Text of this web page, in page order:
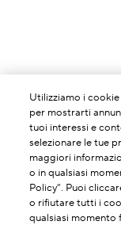
Utilizziamo i
per mostrarti
tuoi interessi e
selezionare le tue
maggiori
o in qualsiasi
Policy”. Puoi
o rifiutare tutti i
qualsiasi momento